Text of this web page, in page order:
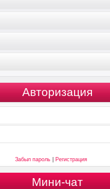
Авторизация
Забыл пароль| Регистрация
Мини-чат